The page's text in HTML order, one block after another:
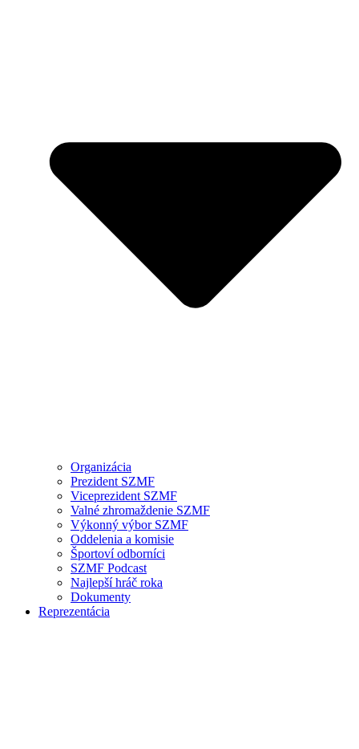
Organizácia
Prezident SZMF
Viceprezident SZMF
Valné zhromaždenie SZMF
Výkonný výbor SZMF
Oddelenia a komisie
Športoví odborníci
SZMF Podcast
Najlepší hráč roka
Dokumenty
Reprezentácia